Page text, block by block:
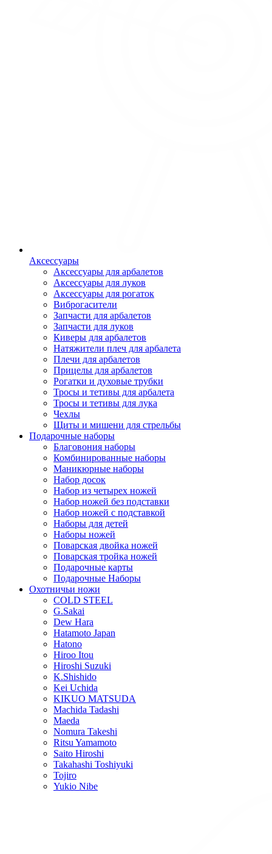
Аксессуары
Аксессуары для арбалетов
Аксессуары для луков
Аксессуары для рогаток
Виброгасители
Запчасти для арбалетов
Запчасти для луков
Киверы для арбалетов
Натяжители плеч для арбалета
Плечи для арбалетов
Прицелы для арбалетов
Рогатки и духовые трубки
Тросы и тетивы для арбалета
Тросы и тетивы для лука
Чехлы
Щиты и мишени для стрельбы
Подарочные наборы
Благовония наборы
Комбинированные наборы
Маникюрные наборы
Набор досок
Набор из четырех ножей
Набор ножей без подставки
Набор ножей с подставкой
Наборы для детей
Наборы ножей
Поварская двойка ножей
Поварская тройка ножей
Подарочные карты
Подарочные Наборы
Охотничьи ножи
COLD STEEL
G.Sakai
Dew Hara
Hatamoto Japan
Hatono
Hiroo Itou
Hiroshi Suzuki
K.Shishido
Kei Uchida
KIKUO MATSUDA
Machida Tadashi
Maeda
Nomura Takeshi
Ritsu Yamamoto
Saito Hiroshi
Takahashi Toshiyuki
Tojiro
Yukio Nibe